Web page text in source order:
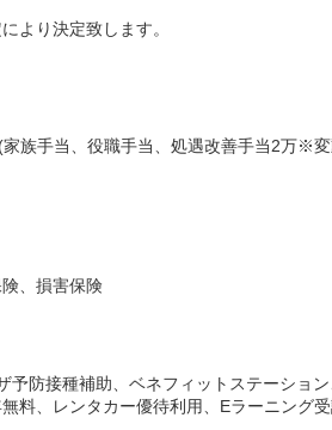
より決定致します。
族手当、役職手当、処遇改善手当2万※
、損害保険
予防接種補助、ベネフィットステーショ
料、レンタカー優待利用、Eラーニング